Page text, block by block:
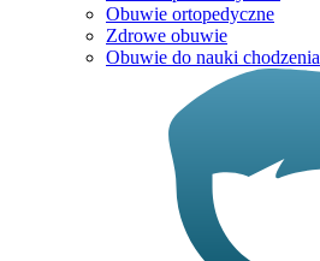
Obuwie ortopedyczne
Zdrowe obuwie
Obuwie do nauki chodzenia